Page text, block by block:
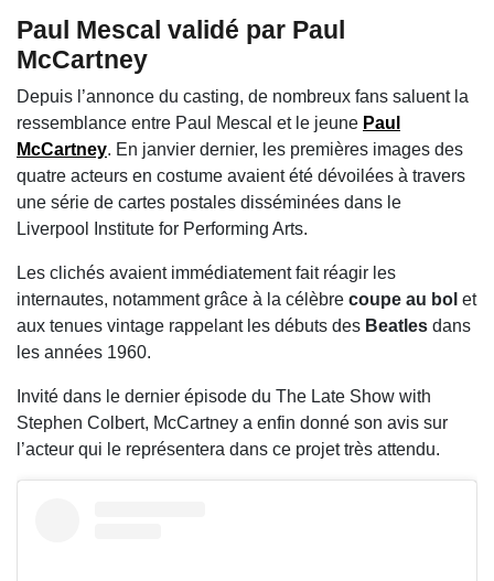
Paul Mescal validé par Paul
McCartney
Depuis l’annonce du casting, de nombreux fans saluent la
ressemblance entre Paul Mescal et le jeune Paul
McCartney. En janvier dernier, les premières images des
quatre acteurs en costume avaient été dévoilées à travers
une série de cartes postales disséminées dans le
Liverpool Institute for Performing Arts.
Les clichés avaient immédiatement fait réagir les
internautes, notamment grâce à la célèbre coupe au bol et
aux tenues vintage rappelant les débuts des Beatles dans
les années 1960.
Invité dans le dernier épisode du The Late Show with
Stephen Colbert, McCartney a enfin donné son avis sur
l’acteur qui le représentera dans ce projet très attendu.